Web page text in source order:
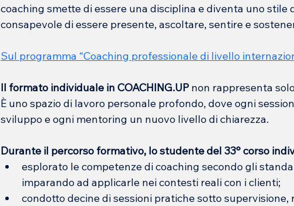
coaching smette di essere una disciplina e diventa uno stile
consapevole di essere presente, ascoltare, sentire e
Sul programma “Coaching professionale di livello
Il formato individuale in COACHING.UP non rappresenta
È uno spazio di lavoro personale profondo, dove ogni
sviluppo e ogni mentoring un nuovo livello di chiarezza.
Durante il percorso formativo, lo studente del 33° corso
esplorato le competenze di coaching secondo gli
imparando ad applicarle nei contesti reali con i clienti;
condotto decine di sessioni pratiche sotto